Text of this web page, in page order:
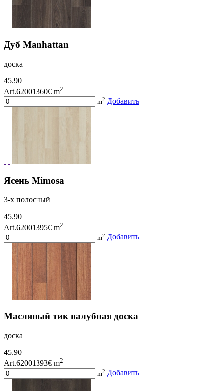
Дуб Manhattan
доска
45.90
Art.62001360€ m2
m2 Добавить
Ясень Mimosa
3-х полосный
45.90
Art.62001395€ m2
m2 Добавить
Масляный тик палубная доска
доска
45.90
Art.62001393€ m2
m2 Добавить